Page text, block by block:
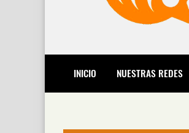
INICIO NUESTRAS REDES